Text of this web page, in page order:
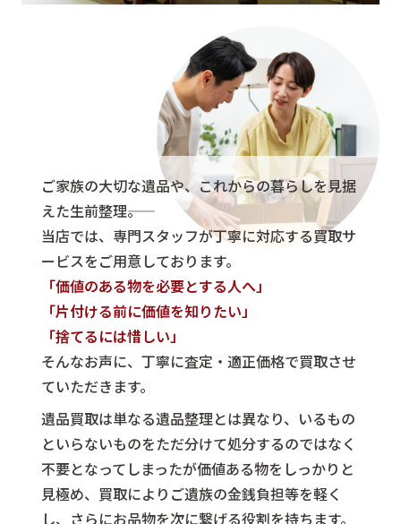
ご家族の大切な遺品や、これからの暮らしを見据
えた生前整理――。
当店では、専門スタッフが丁寧に対応する買取サ
ービスをご用意しております。
「価値のある物を必要とする人へ」
「片付ける前に価値を知りたい」
「捨てるには惜しい」
そんなお声に、丁寧に査定・適正価格で買取させ
ていただきます。
遺品買取は単なる遺品整理とは異なり、
いるもの
といらないものをただ分けて処分するのではなく
不要となってしまったが価値ある物をしっかりと
見極め、 買取によりご遺族の金銭負担等を軽く
し、
さらにお品物を次に繋げる役割を持ちます。